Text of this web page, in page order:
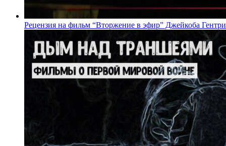
Рецензия на фильм “Вторжение в эфир” Джейкоба Гентри